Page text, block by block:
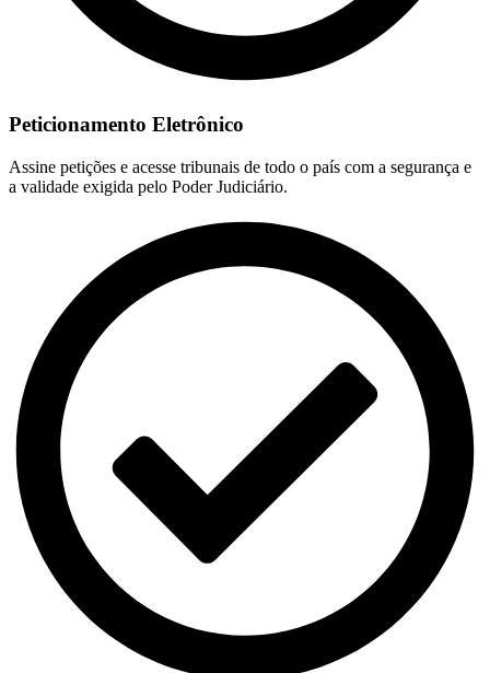
Peticionamento Eletrônico
Assine petições e acesse tribunais de todo o país com a segurança e
a validade exigida pelo Poder Judiciário.